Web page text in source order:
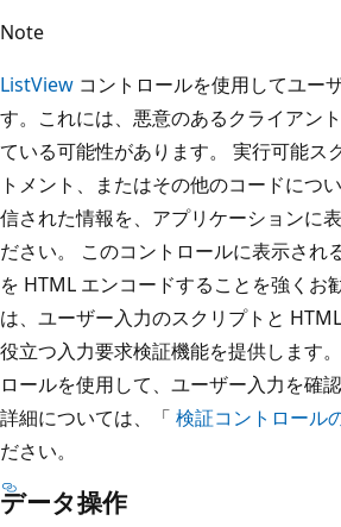
Note
ListView コントロールを使用してユー
す。これには、悪意のあるクライアン
ている可能性があります。 実行可能ス
トメント、またはその他のコードにつ
信された情報を、アプリケーションに
ださい。 このコントロールに表示され
を HTML エンコードすることを強くお
は、ユーザー入力のスクリプトと
役立つ入力要求検証機能を提供します
ロールを使用して、ユーザー入力を確
詳細については、「 検証コントロール
ださい。
データ操作